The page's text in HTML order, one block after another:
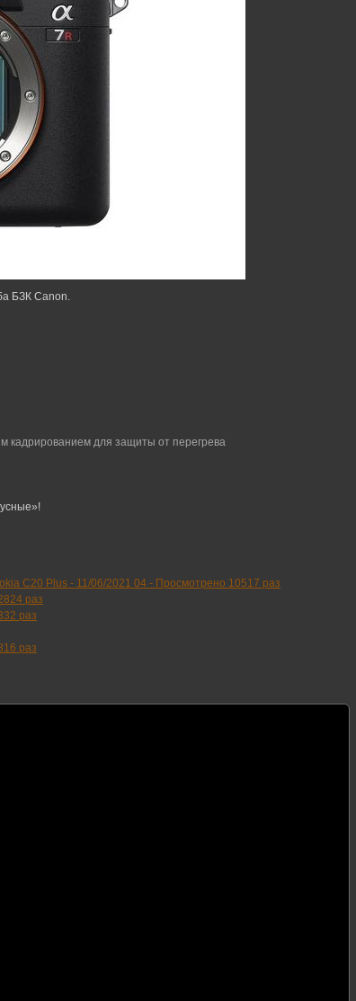
БЗК Canon.
кадрированием для защиты от перегрева
C20 Plus - 11/06/2021 04 - Просмотрено 10517 раз
раз
раз
раз